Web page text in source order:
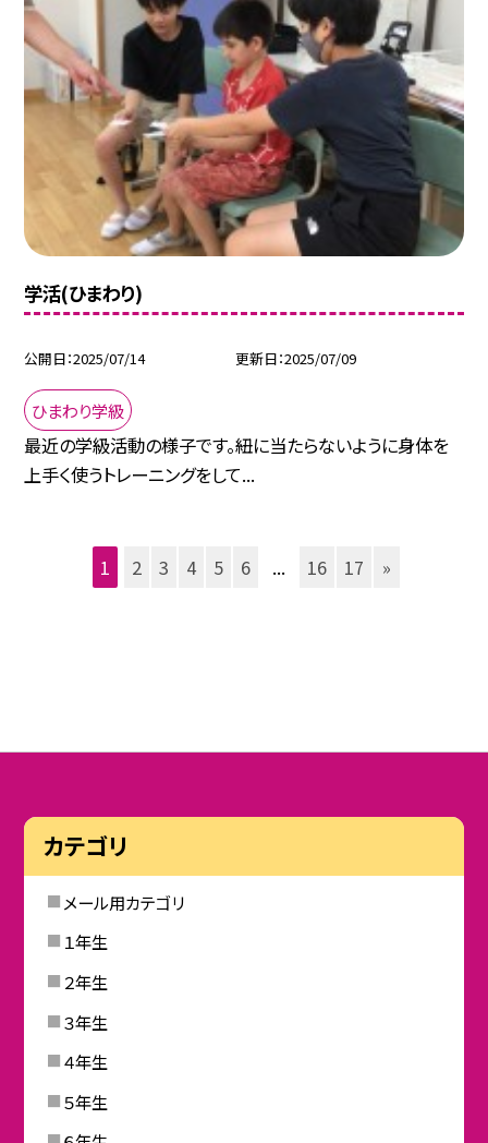
学活(ひまわり)
公開日 2025/07/14 更新日 2025/07/09
ひまわり学級
最近の学級活動の様子です。紐に当たらないように身体を
上手く使うトレーニングをして...
1 2 3 4 5 6 ... 16 17 »
カテゴリ
メール用カテゴリ
１年生
２年生
３年生
４年生
５年生